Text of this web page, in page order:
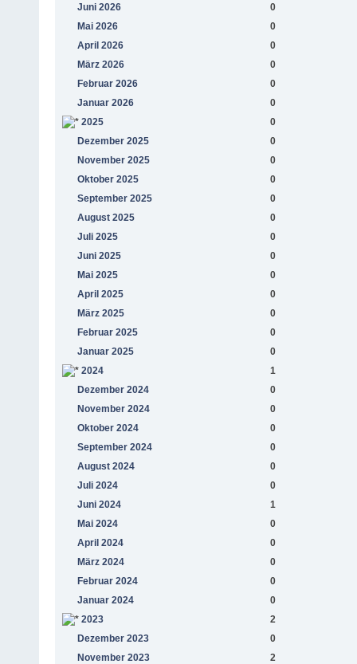
Juni 2026
0
Mai 2026
0
April 2026
0
März 2026
0
Februar 2026
0
Januar 2026
0
2025
0
Dezember 2025
0
November 2025
0
Oktober 2025
0
September 2025
0
August 2025
0
Juli 2025
0
Juni 2025
0
Mai 2025
0
April 2025
0
März 2025
0
Februar 2025
0
Januar 2025
0
2024
1
Dezember 2024
0
November 2024
0
Oktober 2024
0
September 2024
0
August 2024
0
Juli 2024
0
Juni 2024
1
Mai 2024
0
April 2024
0
März 2024
0
Februar 2024
0
Januar 2024
0
2023
2
Dezember 2023
0
November 2023
2